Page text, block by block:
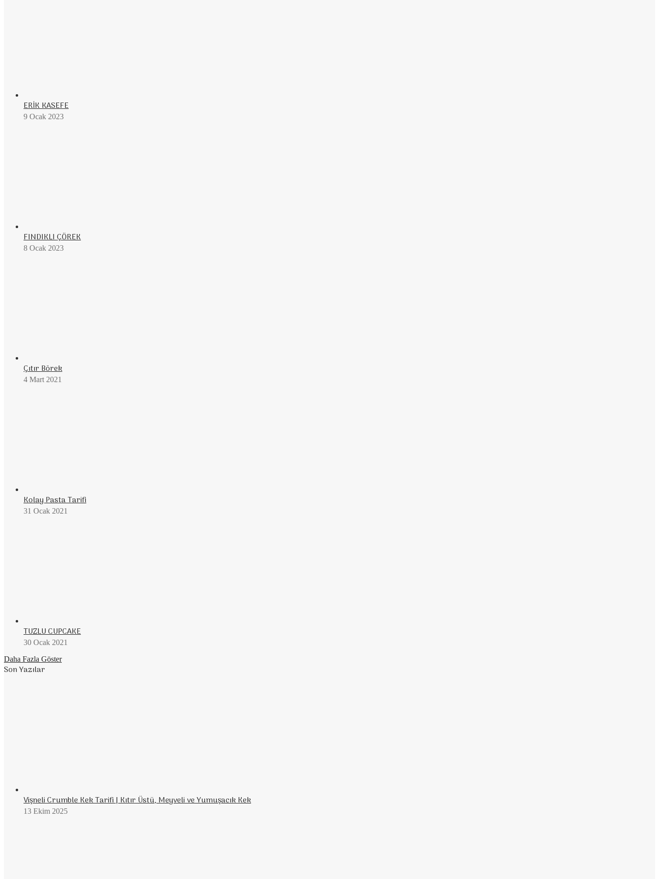
ERİK KASEFE
9 Ocak 2023
FINDIKLI ÇÖREK
8 Ocak 2023
Çıtır Börek
4 Mart 2021
Kolay Pasta Tarifi
31 Ocak 2021
TUZLU CUPCAKE
30 Ocak 2021
Daha Fazla Göster
Son Yazılar
Vişneli Crumble Kek Tarifi | Kıtır Üstü, Meyveli ve Yumuşacık Kek
13 Ekim 2025